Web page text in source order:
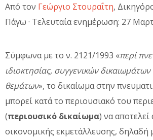
Από τον Γεώργιο Στουραΐτη,
Πάγω · Τελευταία ενημέρωση: 27
Σύμφωνα με το ν. 2121/1993 «περί
ιδιοκτησίας, συγγενικών δικαιωμάτων
θεμάτων», το δικαίωμα στην
μπορεί κατά το περιουσιακό του
(περιουσικό δικαίωμα) να αποτελεί
οικονομικής εκμετάλλευσης, δηλαδή